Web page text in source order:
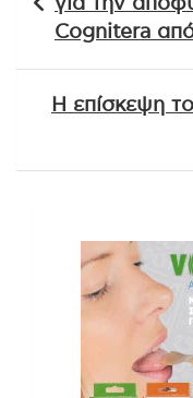
Cognitera
Η επίσκεψη